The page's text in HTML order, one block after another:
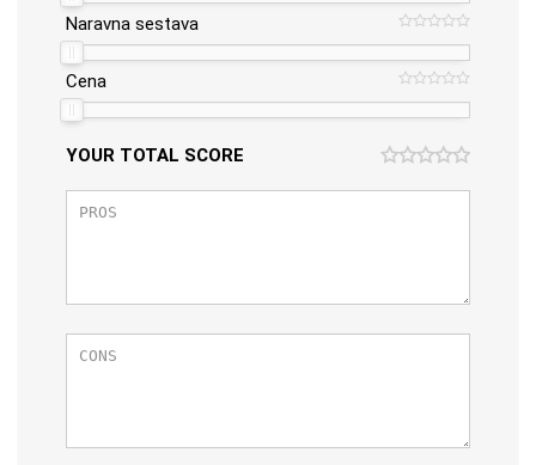
Naravna sestava
Cena
YOUR TOTAL SCORE